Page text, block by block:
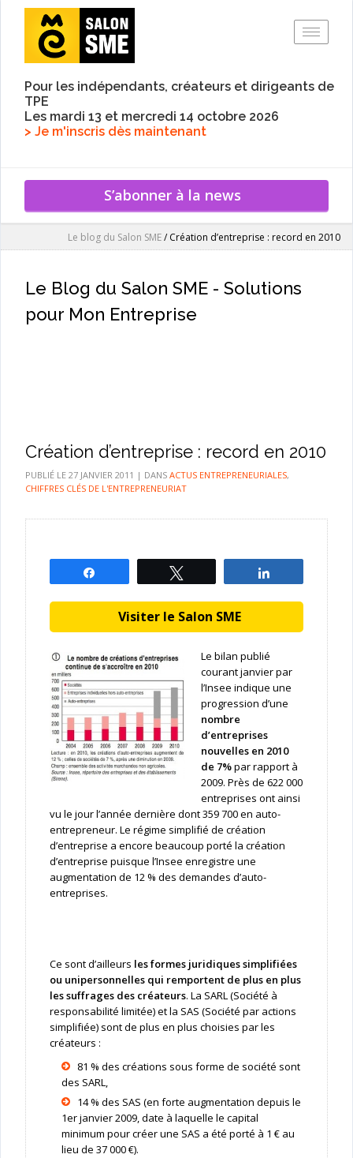
Pour les indépendants, créateurs et dirigeants de
TPE
Les mardi 13 et mercredi 14 octobre 2026
> Je m'inscris dès maintenant
S’abonner à la news
Le blog du Salon SME/Création d’entreprise : record en 2010
Le Blog du Salon SME - Solutions
pour Mon Entreprise
Création d’entreprise : record en 2010
PUBLIÉ LE 27 JANVIER 2011 | DANS ACTUS ENTREPRENEURIALES,
CHIFFRES CLÉS DE L'ENTREPRENEURIAT
Visiter le Salon SME
Le bilan publié
courant janvier par
l’Insee indique une
progression d’une
nombre
d’entreprises
nouvelles en 2010
de 7%par rapport à
2009. Près de 622 000
entreprises ont ainsi
vu le jour l’année dernière dont 359 700 en auto-
entrepreneur. Le régime simplifié de création
d’entreprise a encore beaucoup porté la création
d’entreprise puisque l’Insee enregistre une
augmentation de 12 % des demandes d’auto-
entreprises.
Ce sont d’ailleurs les formes juridiques simplifiées
ou unipersonnelles qui remportent de plus en plus
les suffrages des créateurs. La SARL (Société à
responsabilité limitée) et la SAS (Société par actions
simplifiée) sont de plus en plus choisies par les
créateurs :
81 % des créations sous forme de société sont
des SARL,
14 % des SAS (en forte augmentation depuis le
1er janvier 2009, date à laquelle le capital
minimum pour créer une SAS a été porté à 1 € au
lieu de 37 000 €).